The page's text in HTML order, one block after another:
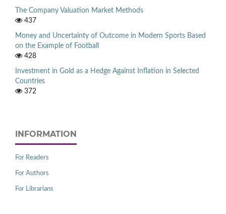
The Company Valuation Market Methods
437
Money and Uncertainty of Outcome in Modern Sports Based
on the Example of Football
428
Investment in Gold as a Hedge Against Inflation in Selected
Countries
372
INFORMATION
For Readers
For Authors
For Librarians